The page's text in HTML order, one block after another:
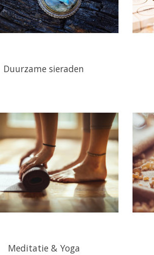
Duurzame sieraden
Meditatie & Yoga